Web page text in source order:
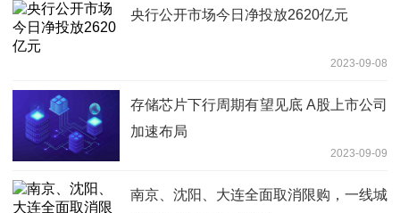
央行公开市场今日净投放2620亿元
2023-09-08
存储芯片下行周期有望见底 A股上市公司
加速布局
2023-09-09
南京、沈阳、大连全面取消限购，一线城